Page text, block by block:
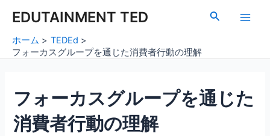
EDUTAINMENT TED
検
Main
ホーム
TEDEd
フォーカスグループを通じた消費者行動の理解
フォーカスグループを通じた
消費者行動の理解
navigation